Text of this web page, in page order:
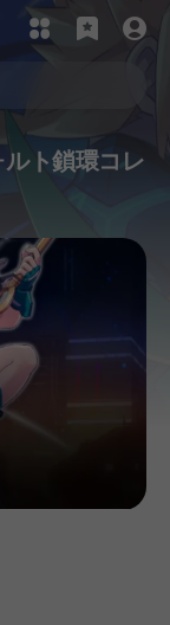
ト鎖環コレ